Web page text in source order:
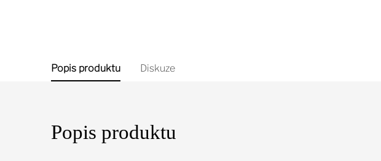
Popis produktu Diskuze
Popis produktu